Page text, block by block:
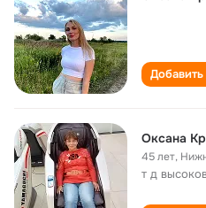
Оксана
45 лет,
т д